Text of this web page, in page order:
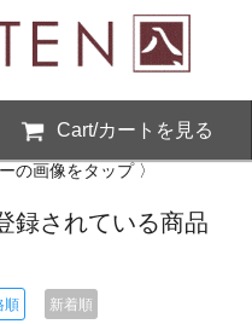
Cart/カートを見る
の画像をタップ 〉
録されている商品
順 新着順